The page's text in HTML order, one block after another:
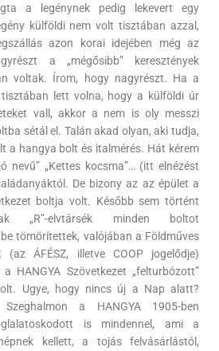
a legénynek pedig lekevert egy
külföldi nem volt tisztában azzal,
azon korai idejében még az
a „mégősibb” keresztények
voltak. Írom, hogy nagyrészt. Ha a
tisztában lett volna, hogy a külföldi úr
vall, akkor a nem is oly messzi
sétál el. Talán akad olyan, aki tudja,
a hangya bolt és italmérés. Hát kérem
nevű” „Kettes kocsma”… (itt elnézést
De bizony az az épület a
boltja volt. Később sem történt
„R”-elvtársék minden boltot
tömörítettek, valójában a Földműves
(az ÁFÉSZ, illetve COOP jogelődje)
a HANGYA Szövetkezet „felturbózott”
Ugye, hogy nincs új a Nap alatt?
Szeghalmon a HANGYA 1905-ben
is mindennel, ami a
kellett, a tojás felvásárlástól,